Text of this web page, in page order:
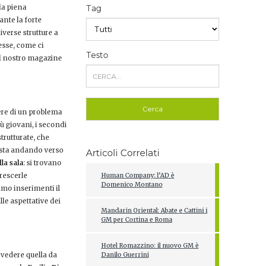
piena
la forte
strutture a
come ci
nostro magazine
di un problema
giovani, i secondi
che
andando verso
sala: si trovano
inserimenti il
aspettative dei
quella da
Tag
Testo
Articoli Correlati
Human Company: l’AD è
Domenico Montano
Mandarin Oriental: Abate e Cattini i
GM per Cortina e Roma
Hotel Romazzino: il nuovo GM è
Danilo Guerrini